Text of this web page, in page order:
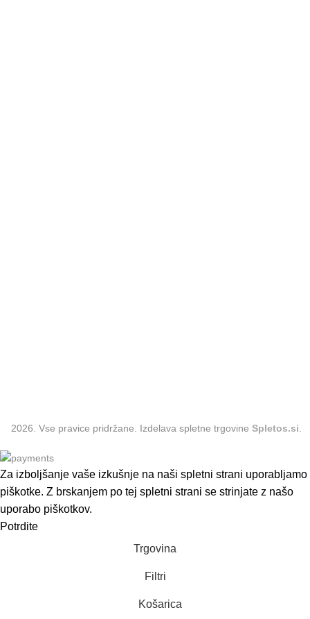
2026. Vse pravice pridržane. Izdelava spletne trgovine Spletos.si
Za izboljšanje vaše izkušnje na naši spletni strani uporabljamo
piškotke. Z brskanjem po tej spletni strani se strinjate z našo
uporabo piškotkov.
Potrdite
Trgovina
Filtri
Košarica